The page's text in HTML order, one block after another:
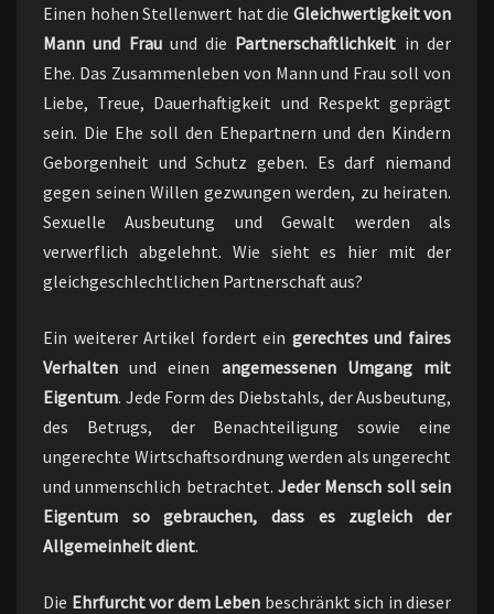
Einen hohen Stellenwert hat die Gleichwertigkeit von
Mann und Frauund die Partnerschaftlichkeit in der
Ehe. Das Zusammenleben von Mann und Frau soll von
Liebe, Treue, Dauerhaftigkeit und Respekt geprägt
sein. Die Ehe soll den Ehepartnern und den Kindern
Geborgenheit und Schutz geben. Es darf niemand
gegen seinen Willen gezwungen werden, zu heiraten.
Sexuelle Ausbeutung und Gewalt werden als
verwerflich abgelehnt. Wie sieht es hier mit der
gleichgeschlechtlichen Partnerschaft aus?
Ein weiterer Artikel fordert ein gerechtes und faires
Verhalten und einen angemessenen Umgang mit
Eigentum. Jede Form des Diebstahls, der Ausbeutung,
des Betrugs, der Benachteiligung sowie eine
ungerechte Wirtschaftsordnung werden als ungerecht
und unmenschlich betrachtet. Jeder Mensch soll sein
Eigentum so gebrauchen, dass es zugleich der
Allgemeinheit dient.
Die Ehrfurcht vor dem Leben beschränkt sich in dieser